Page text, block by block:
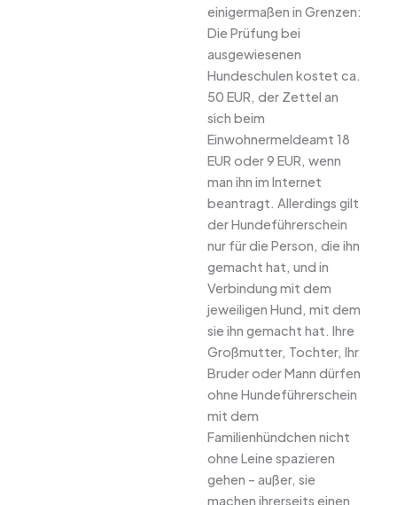
einigermaßen in Grenzen:
Die Prüfung bei
ausgewiesenen
Hundeschulen kostet ca.
50 EUR, der Zettel an
sich beim
Einwohnermeldeamt 18
EUR oder 9 EUR, wenn
man ihn im Internet
beantragt. Allerdings gilt
der Hundeführerschein
nur für die Person, die ihn
gemacht hat, und in
Verbindung mit dem
jeweiligen Hund, mit dem
sie ihn gemacht hat. Ihre
Großmutter, Tochter, Ihr
Bruder oder Mann dürfen
ohne Hundeführerschein
mit dem
Familienhündchen nicht
ohne Leine spazieren
gehen – außer, sie
machen ihrerseits einen